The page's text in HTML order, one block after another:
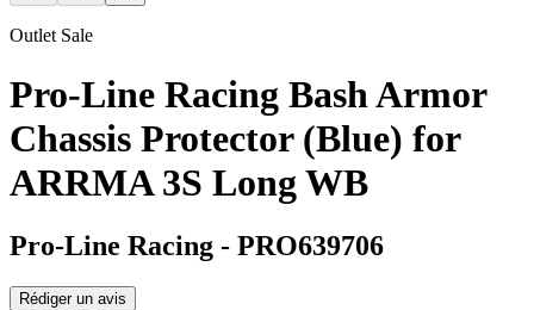
Outlet Sale
Pro-Line Racing Bash Armor
Chassis Protector (Blue) for
ARRMA 3S Long WB
Pro-Line Racing - PRO639706
Rédiger un avis